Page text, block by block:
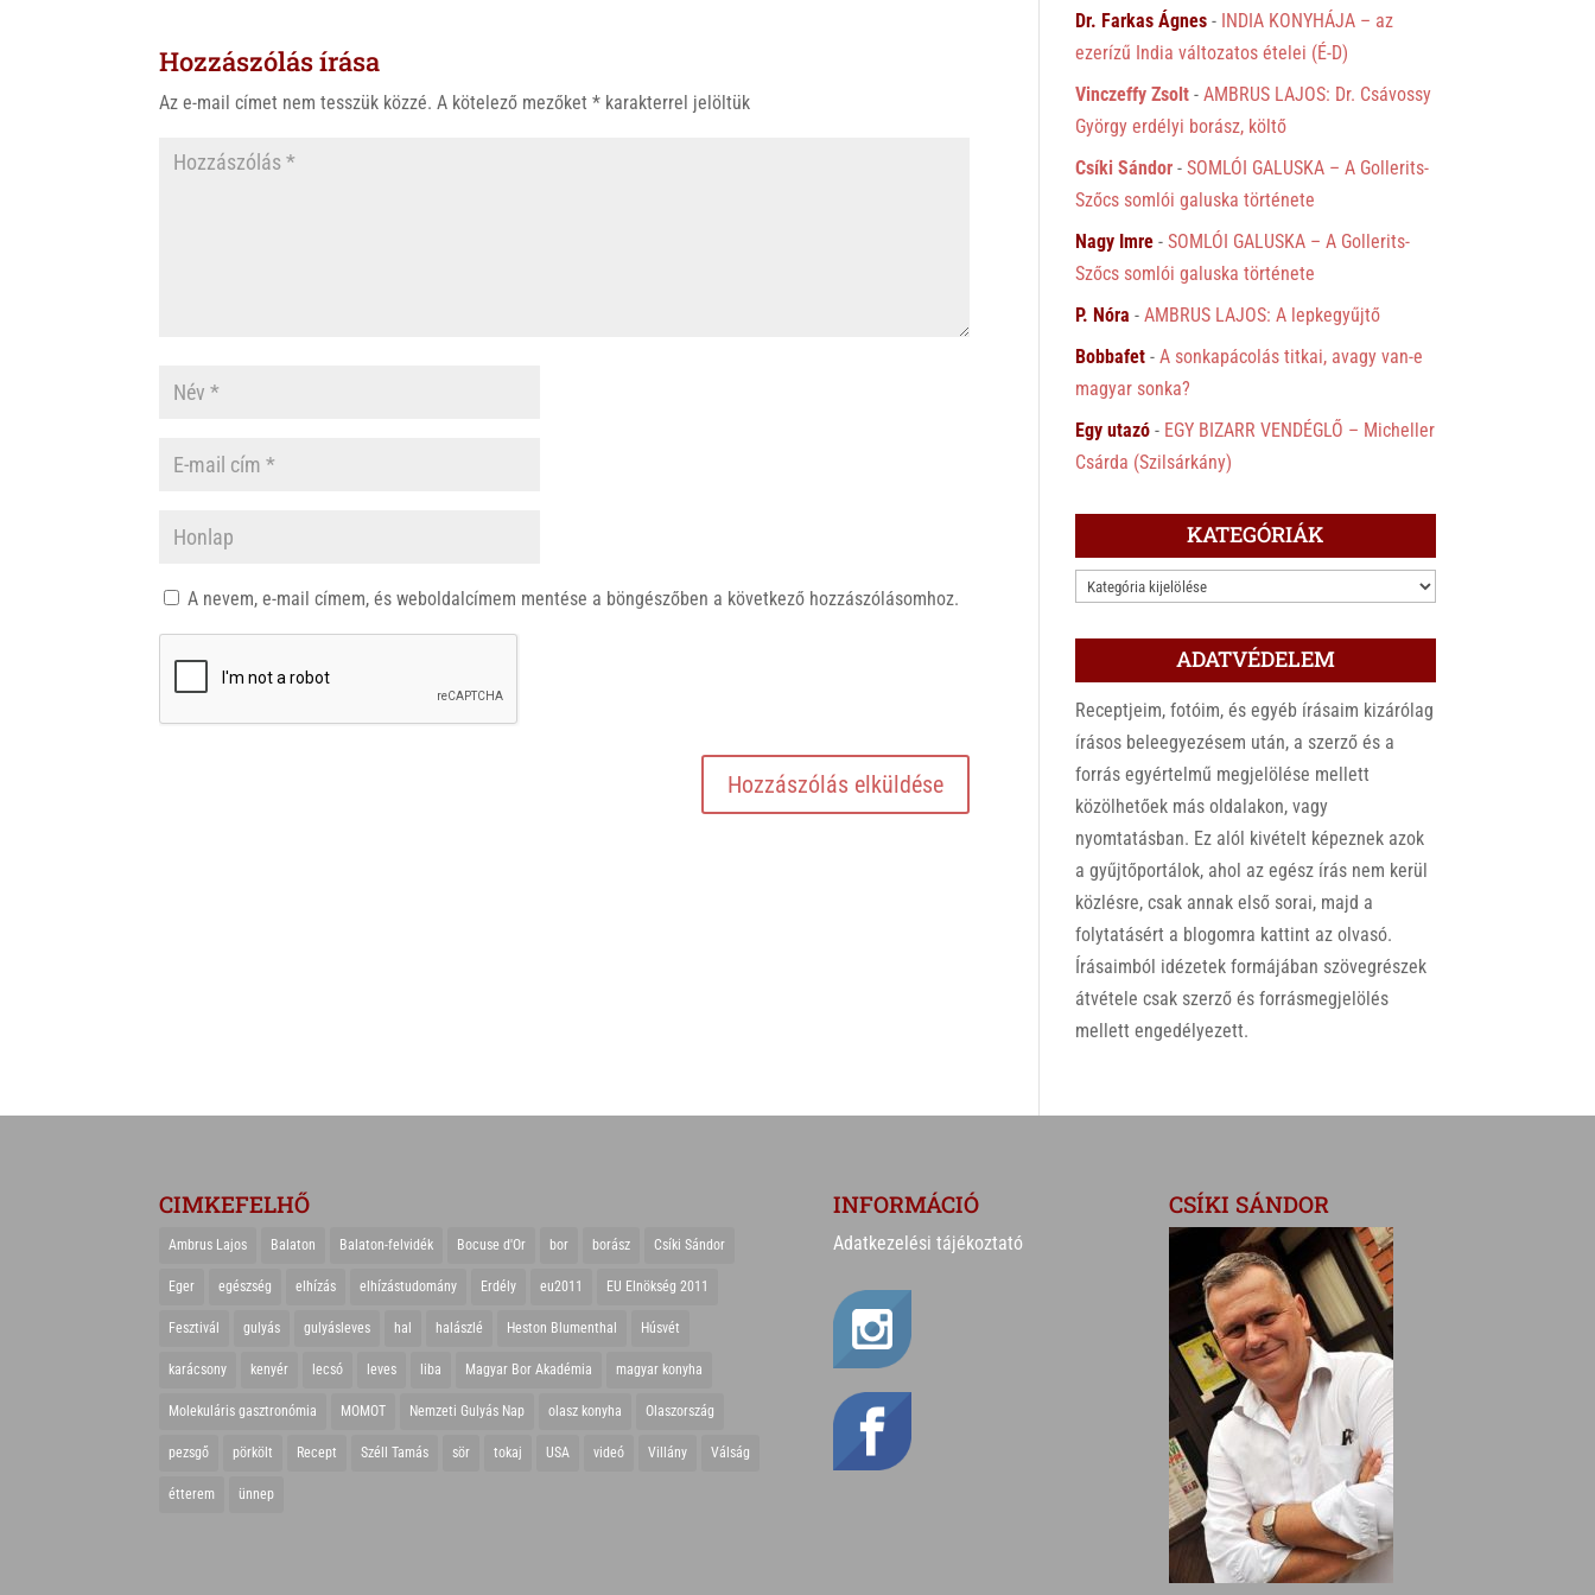
A
o
Hozzászólás írása
Az e-mail címet nem tesszük közzé. A kötelező mezőket* karakterrel jelöltük
A nevem, e-mail címem, és weboldalcímem mentése a böngészőben a következő hozzászólásomhoz.
Dr. Farkas Ágnes - INDIA KONYHÁJA – az
ezerízű India változatos ételei (É-D)
Vinczeffy Zsolt -AMBRUS LAJOS: Dr. Csávossy
György erdélyi borász, költő
Csíki Sándor -SOMLÓI GALUSKA – A Gollerits-
Szőcs somlói galuska története
Nagy Imre -SOMLÓI GALUSKA – A Gollerits-
Szőcs somlói galuska története
P. Nóra -AMBRUS LAJOS: A lepkegyűjtő
Bobbafet -A sonkapácolás titkai, avagy van-e
magyar sonka?
Egy utazó - EGY BIZARR VENDÉGLŐ – Micheller
Csárda (Szilsárkány)
KATEGÓRIÁK
KATEGÓRIÁK
ADATVÉDELEM
Receptjeim, fotóim, és egyéb írásaim kizárólag
írásos beleegyezésem után, a szerző és a
forrás egyértelmű megjelölése mellett
közölhetőek más oldalakon, vagy
nyomtatásban. Ez alól kivételt képeznek azok
a gyűjtőportálok, ahol az egész írás nem kerül
közlésre, csak annak első sorai, majd a
folytatásért a blogomra kattint az olvasó.
Írásaimból idézetek formájában szövegrészek
átvétele csak szerző és forrásmegjelölés
mellett engedélyezett.
CIMKEFELHŐ
Ambrus Lajos Balaton Balaton-felvidék Bocuse d'Or bor borász Csíki Sándor
Eger egészség elhízás elhízástudomány Erdély eu2011 EU Elnökség 2011
Fesztivál gulyás gulyásleves hal halászlé Heston Blumenthal Húsvét
karácsony kenyér lecsó leves liba Magyar Bor Akadémia magyar konyha
Molekuláris gasztronómia MOMOT Nemzeti Gulyás Nap olasz konyha Olaszország
pezsgő pörkölt Recept Széll Tamás sör tokaj USA videó Villány Válság
étterem ünnep
INFORMÁCIÓ
Adatkezelési tájékoztató
CSÍKI SÁNDOR